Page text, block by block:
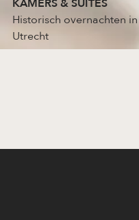
KAMERS & SUITES
Historisch overnachten
Utrecht